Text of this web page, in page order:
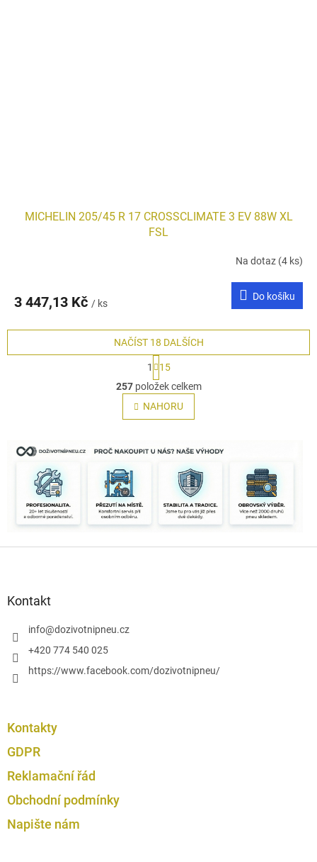
MICHELIN 205/45 R 17 CROSSCLIMATE 3 EV 88W XL
FSL
Na dotaz (4 ks)
3 447,13 Kč / ks
Do košíku
O
v
l
á
a
k
NAČÍST 18 DALŠÍCH
S
t
r
á
n
k
á
1
15
257položek celkem
NAHORU
Kontakt
info@dozivotnipneu.cz
+420 774 540 025
https://www.facebook.com/dozivotnipneu/
Kontakty
GDPR
Reklamační řád
Obchodní podmínky
Napište nám